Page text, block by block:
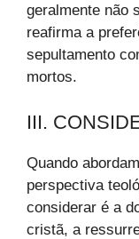
geralmente não
reafirma a
sepultamento
mortos.
III.
Quando
perspectiva
considerar é a
cristã, a